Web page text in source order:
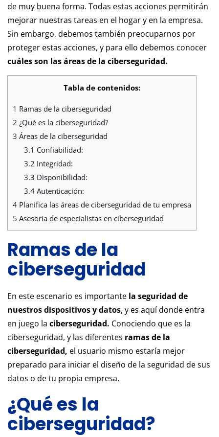
de muy buena forma. Todas estas acciones permitirán
mejorar nuestras tareas en el hogar y en la empresa.
Sin embargo, debemos también preocuparnos por
proteger estas acciones, y para ello debemos conocer
cuáles son las áreas de la ciberseguridad.
Tabla de contenidos:
1 Ramas de la ciberseguridad
2 ¿Qué es la ciberseguridad?
3 Áreas de la ciberseguridad
3.1 Confiabilidad:
3.2 Integridad:
3.3 Disponibilidad:
3.4Autenticación:
4 Planifica las áreas de ciberseguridad de tu empresa
5 Asesoría de especialistas en ciberseguridad
Ramas de la
ciberseguridad
En este escenario es importante la seguridad de
nuestros dispositivos y datos, y es aquí donde entra
en juego la ciberseguridad. Conociendo que es la
ciberseguridad, y las diferentes ramas de la
ciberseguridad, el usuario mismo estaría mejor
preparado para iniciar el diseño de la seguridad de sus
datos o de tu propia empresa.
¿Qué es la
ciberseguridad?